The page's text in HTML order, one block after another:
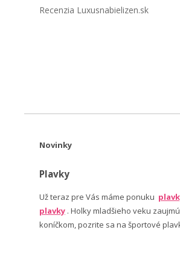
Recenzia Luxusnabielizen.sk
Novinky
Plavky
Už teraz pre Vás máme ponuku
plavky . Holky mladšieho veku
koníčkom, pozrite sa na športové